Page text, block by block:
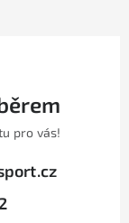
pro vás!